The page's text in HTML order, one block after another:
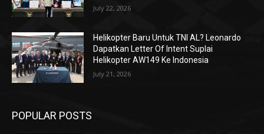
July 22, 2026
Helikopter Baru Untuk TNI AL? Leonardo
Dapatkan Letter Of Intent Suplai
Helikopter AW149 Ke Indonesia
July 21, 2026
POPULAR POSTS